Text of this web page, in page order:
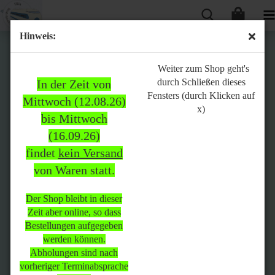
Hinweis:
In der Zeit von
Mittwoch (12.08.26)
bis Mittwoch
(16.09.26)
findet kein Versand
von Waren statt.
Der Shop bleibt in dieser
Zeit aber online, so dass
Bestellungen aufgegeben
werden können.
Abholungen sind nach
vorheriger Terminabsprache
Weiter zum Shop geht's
durch Schließen dieses
Fensters (durch Klicken auf
x)
Bitte
beachten:
In der Zeit von Mittwoch
(12.08.26) bis Mittwoch
(16.09.26)
statt.
Der Shop bleibt in dieser Zeit
aber online, so dass
Bestellungen aufgegeben
werden können.